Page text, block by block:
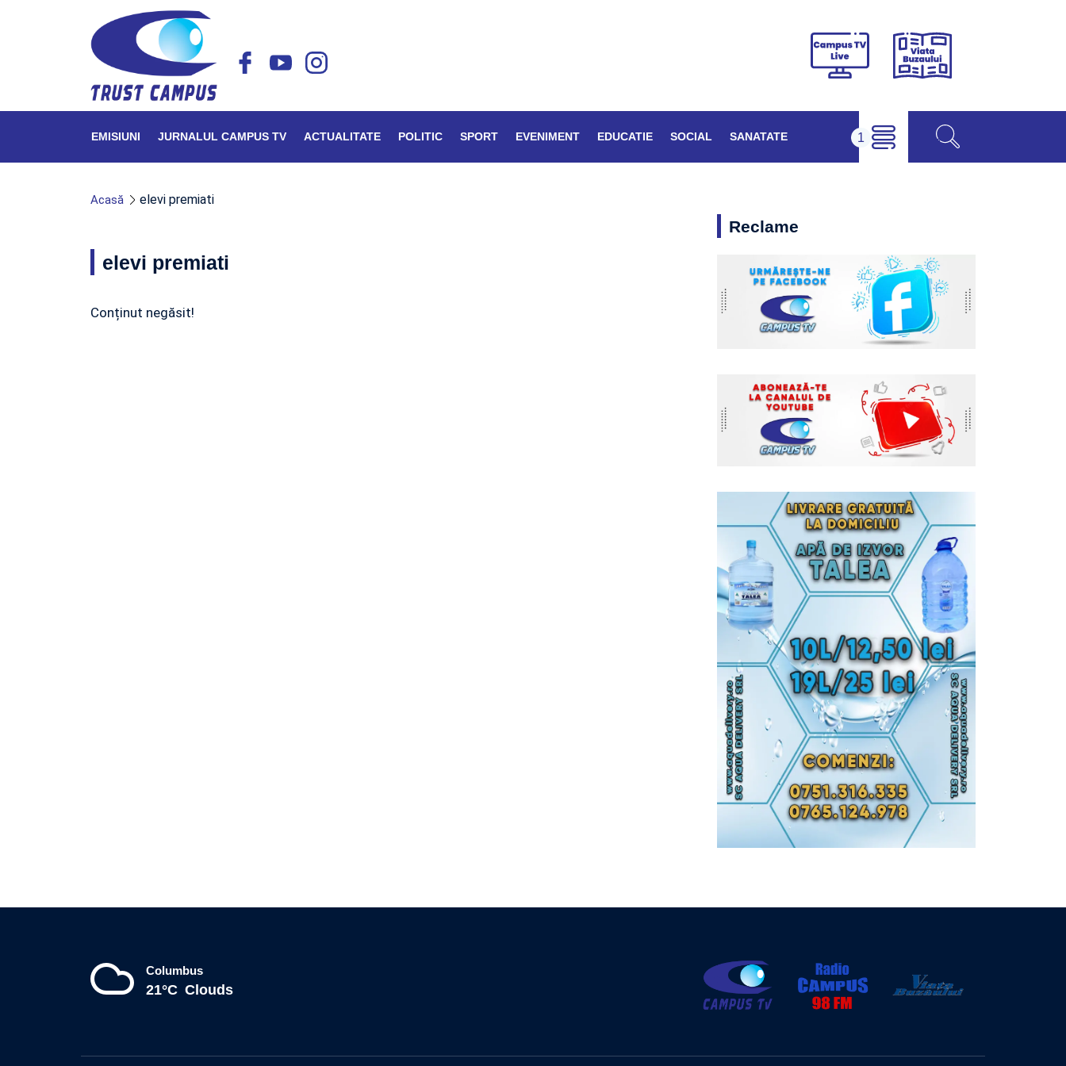
Campus
Viața
EMISIUNI JURNALUL CAMPUS TV ACTUALITATE POLITIC SPORT EVENIMENT EDUCATIE SOCIAL SANATATE
Acasă elevi premiati
elevi premiati
Conținut negăsit!
Reclame
Columbus
21°C Clouds